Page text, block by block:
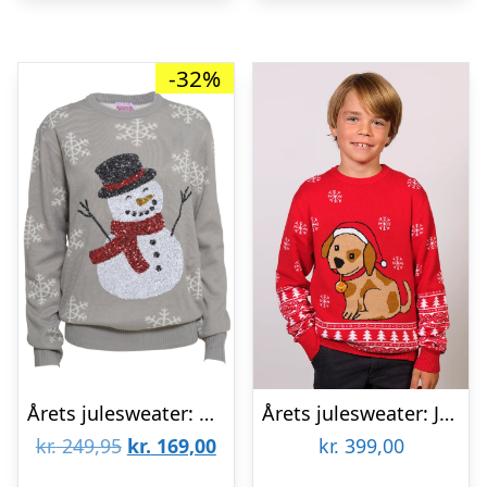
-32%
Årets julesweater: Den Søde Snemand – Børn. Ugly Christmas Sweater lavet i Danmark
kr.249,95 Den
kr. 169,00Den
Årets julesweater: Julemandens Lille Hjælper – Børn. Ugly Christmas Sweater lavet i Danmark
kr. 399,00